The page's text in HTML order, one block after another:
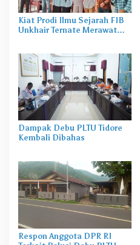
Kiat Prodi Ilmu Sejarah FIB
Unkhair Ternate Merawat
Pesatnya Modernisasi
Dampak Debu PLTU Tidore
Kembali Dibahas
Respon Anggota DPR RI